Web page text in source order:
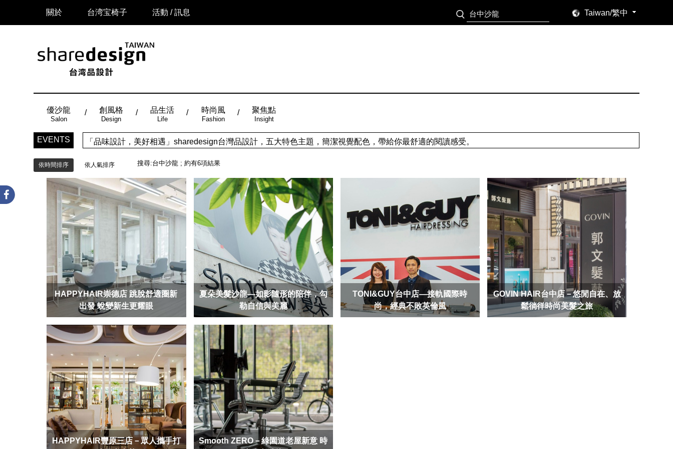
Taiwan/繁中
關於 台湾宝椅子 活動 / 訊息
優沙龍
Salon
創風格
Design
品生活
Life
時尚風
Fashion
聚焦點
Insight
EVENTS 「品味設計，美好相遇」sharedesign台灣品設計，五大特色主題，簡潔視覺配色，帶給你最舒適的閱讀感受。
依時間排序 依人氣排序 搜尋:台中沙龍 ; 約有6項結果
HAPPYHAIR崇德店 跳脫舒適圈新
出發 蛻變新生更耀眼
夏朵美髮沙龍—如影隨形的陪伴，勾
勒自信與美麗
TONI&GUY台中店—接軌國際時
尚，經典不敗英倫風
GOVIN HAIR台中店－悠閒自在、放
鬆徜徉時尚美髮之旅
HAPPYHAIR豐原三店－眾人攜手打
Smooth ZERO－綠園道老屋新意 時